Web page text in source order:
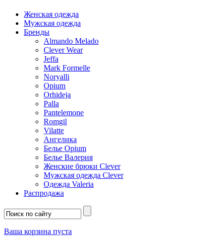
Женская одежда
Мужская одежда
Бренды
Almando Melado
Clever Wear
Jeffa
Mark Formelle
Noryalli
Opium
Orhideja
Palla
Pantelemone
Romgil
Vilatte
Ангелика
Белье Opium
Белье Валерия
Женские брюки Clever
Мужская одежда Clever
Одежда Valeria
Распродажа
Ваша корзина пуста